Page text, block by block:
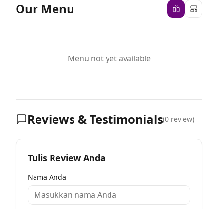
Our Menu
Menu not yet available
Reviews & Testimonials(0 review)
Tulis Review Anda
Nama Anda